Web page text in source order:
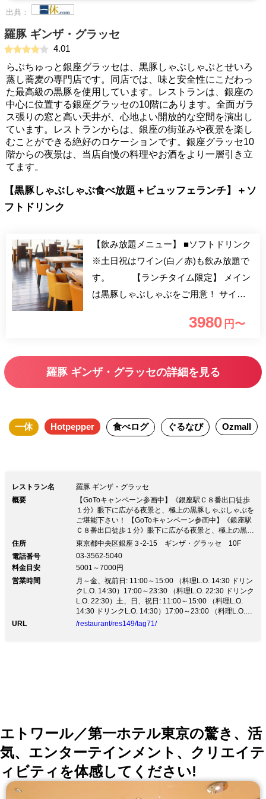
出典：
羅豚 ギンザ・グラッセ
4.01
らぶちゅっと銀座グラッセは、黒豚しゃぶしゃぶとせいろ
蒸し蕎麦の専門店です。同店では、味と安全性にこだわっ
た最高級の黒豚を使用しています。レストランは、銀座の
中心に位置する銀座グラッセの10階にあります。全面ガラ
ス張りの窓と高い天井が、心地よい開放的な空間を演出し
ています。レストランからは、銀座の街並みや夜景を楽し
むことができる絶好のロケーションです。銀座グラッセ10
階からの夜景は、当店自慢の料理やお酒をより一層引き立
てます。
【黒豚しゃぶしゃぶ食べ放題＋ビュッフェランチ】＋ソ
フトドリンク
【飲み放題メニュー】 ■ソフトドリンク
※土日祝はワイン(白／赤)も飲み放題で
す。 【ランチタイム限定】 メイン
は黒豚しゃぶしゃぶをご用意！ サイド
などをご用意しており、こちらはビュッ
捨て手袋の着用をお願い致します。 ソ
も飲み放題に！ お一人様3980円となっ
3980 円〜
羅豚 ギンザ・グラッセの詳細を見る
一休 Hotpepper 食べログ ぐるなび Ozmall
レストラン名
羅豚 ギンザ・グラッセ
概要
【GoToキャンペーン参画中】《銀座駅Ｃ８番出口徒歩
１分》眼下に広がる夜景と、極上の黒豚しゃぶしゃぶを
ご堪能下さい！ 【GoToキャンペーン参画中】《銀座駅
Ｃ８番出口徒歩１分》眼下に広がる夜景と、極上の黒豚
しゃぶしゃぶをご堪能下さい！【ウイルス対策】 全従
お迎えさせていただきます ご入店時に備え付けの消毒
用アルコールにて消毒をお願いします。 美味しさと安
全性にこだわった極上霧島黒豚を使った 「黒豚しゃぶ
しゃぶ」と「せいろ蒸し」の専門店。 ◎おすすめ 黒豚
しゃぶしゃぶ食べ放題コース実施！3320円(税別) 銀座
の中心、ギンザ・グラッセの１０F。ガラス窓と高い天
井が心地よい開放感とともに 銀座の街並みと夜景が楽
住所
東京都中央区銀座３-2-15 ギンザ・グラッセ 10F
電話番号
03-3562-5040
料金目安
5001～7000円
営業時間
月～金、祝前日: 11:00～15:00 （料理L.O. 14:30 ドリン
クL.O. 14:30）17:00～23:30 （料理L.O. 22:30 ドリンク
L.O. 22:30）土、日、祝日: 11:00～15:00 （料理L.O.
14:30 ドリンクL.O. 14:30）17:00～23:00 （料理L.O.
22:00 ドリンクL.O. 22:30）
URL /restaurant/res149/tag71/
エトワール／第一ホテル東京の驚き、活
気、エンターテインメント、クリエイテ
ィビティを体感してください!